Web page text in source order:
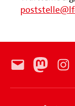
E-
Mastodon